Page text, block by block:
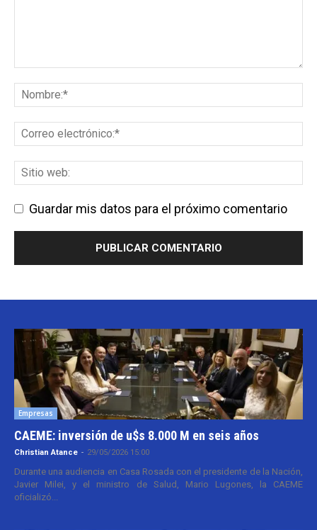
Guardar mis datos para el próximo comentario
Empresas
CAEME: inversión de u$s 8.000 M en seis años
Christian Atance - 29/05/2026 15:00
Durante una audiencia en Casa Rosada con el presidente de la Nación,
Javier Milei, y el ministro de Salud, Mario Lugones, la CAEME
oficializó...